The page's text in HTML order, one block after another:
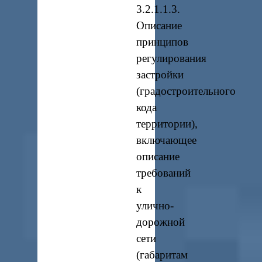
3.2.1.1.3.
Описание
принципов
регулирования
застройки
(градостроительного
кода
территории),
включающее
описание
требований
к
улично-
дорожной
сети
(габаритам